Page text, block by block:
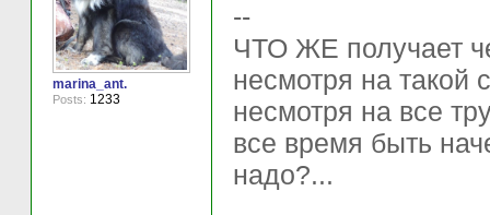
marina_ant.
Posts: 1233
--
ЧТО ЖЕ получает
несмотря на такой
несмотря на все
все время быть
надо?...